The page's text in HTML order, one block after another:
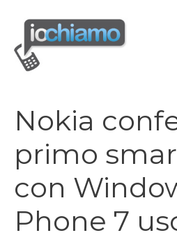
contenuto
Nokia
primo
con
Phone 7